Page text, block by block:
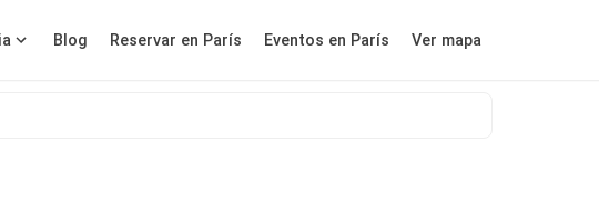
Blog Reservar en París Eventos en París Ver mapa